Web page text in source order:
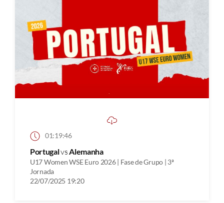
01:19:46
PortugalvsAlemanha
U17 Women WSE Euro 2026 | Fase de Grupo | 3ª
Jornada
22/07/2025 19:20